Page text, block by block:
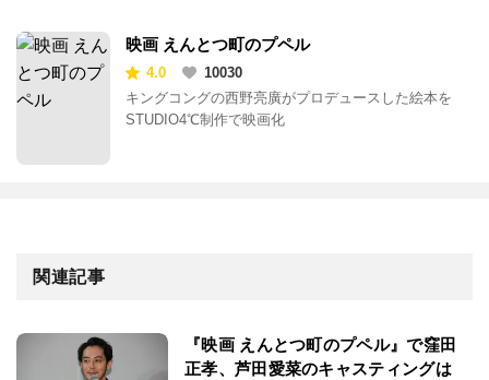
映画 えんとつ町のプペル
4.0
10030
キングコングの西野亮廣がプロデュースした絵本を
STUDIO4℃制作で映画化
関連記事
『映画 えんとつ町のプペル』で窪田
正孝、芦田愛菜のキャスティングは